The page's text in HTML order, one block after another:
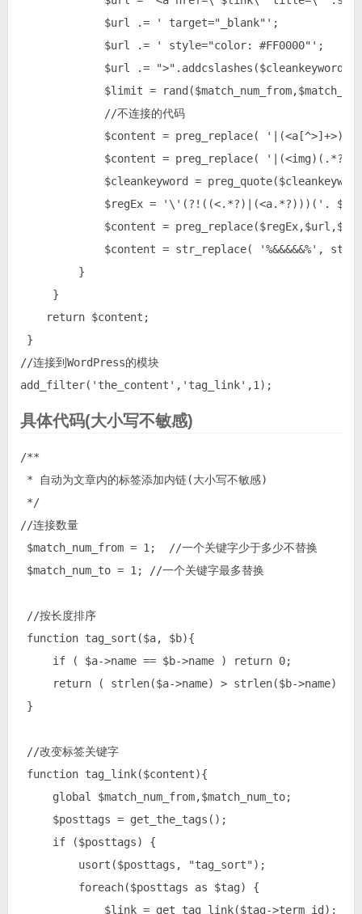
             $url .= ' target="_blank"';
$url .= ">".addcslashes($cleankeyword,
$limit =
             //不连接的代码
$content = preg_replace(
$content = preg_replace(
$cleankeyword =
$regEx = '\'(?!((<.*?)|(<a.*?)))('.
$content =
$content = str_replace( '%&&&&&%',
         }
     }
    return $content;
}
//连接到WordPress的模块
add_filter('the_content','tag_link',1);
具体代码(大小写不敏感)
/**
* 自动为文章内的标签添加内链(大小写不敏感)
*/
//连接数量
$match_num_from = 1;  //一个关键字少于多少不替换
$match_num_to = 1; //一个关键字最多替换
//按长度排序
function tag_sort($a, $b){
     if ( $a->name == $b->name ) return 0;
return ( strlen($a->name) > strlen($b->name) )
}
//改变标签关键字
function tag_link($content){
     global $match_num_from,$match_num_to;
     $posttags = get_the_tags();
     if ($posttags) {
         usort($posttags, "tag_sort");
         foreach($posttags as $tag) {
             $link = get_tag_link($tag->term_id);